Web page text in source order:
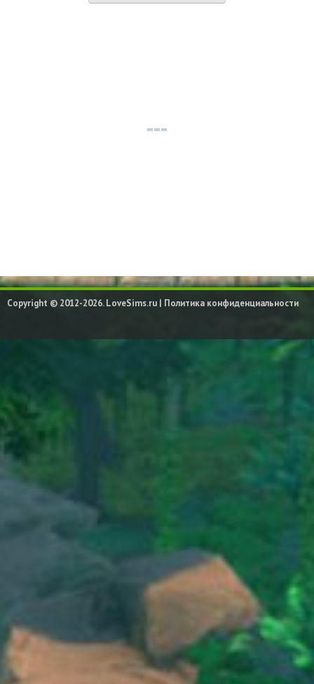
Copyright © 2012-2026. LoveSims.ru | Политика конфиденциальности